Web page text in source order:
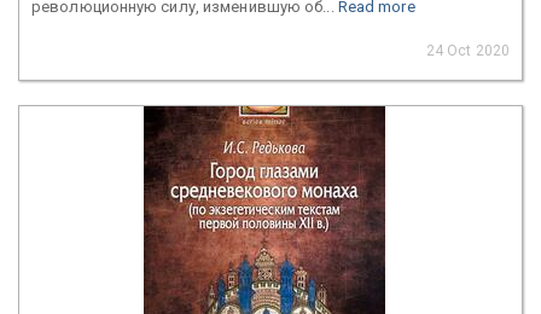
революционную силу, изменившую об... Read more
24 Oct 2020